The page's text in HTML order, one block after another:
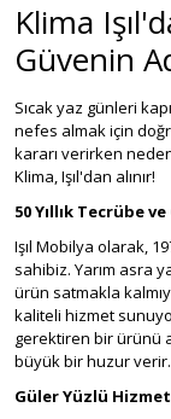
Klima
Güvenin
Sıcak yaz günleri
nefes almak için
kararı verirken
Klima, Işıl'dan alınır!
50 Yıllık Tecrübe
Işıl Mobilya olarak,
sahibiz. Yarım asra
ürün satmakla
kaliteli hizmet
gerektiren bir ürünü
büyük bir huzur verir.
Güler Yüzlü Hizmet